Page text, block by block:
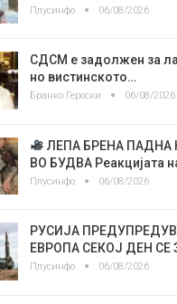
Плусинфо 06/08/2026
СДСМ е задолжен за
но вистинското…
Бранко Героски 06/08/2026
ЛЕПА БРЕНА ПАДНА
ВО БУДВА Реакцијата
Плусинфо 06/08/2026
РУСИЈА
ЕВРОПА СЕКОЈ ДЕН СЕ
Плусинфо 06/08/2026